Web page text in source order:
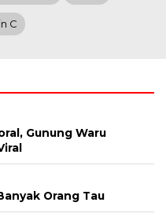
C
Gunung Waru
Orang Tau